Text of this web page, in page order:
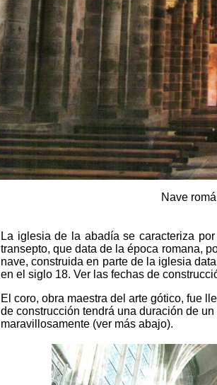
Nave
La iglesia de la abadía se caracteriza
transepto, que data de la época romana,
nave, construida en parte de la iglesia
en el siglo 18. Ver las fechas de
El coro, obra maestra del arte gótico, fue
de construcción tendrá una duración de
maravillosamente (ver más abajo).